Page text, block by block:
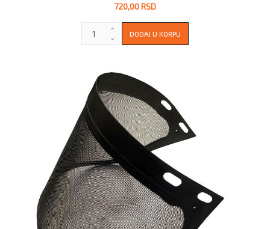
720,00 RSD